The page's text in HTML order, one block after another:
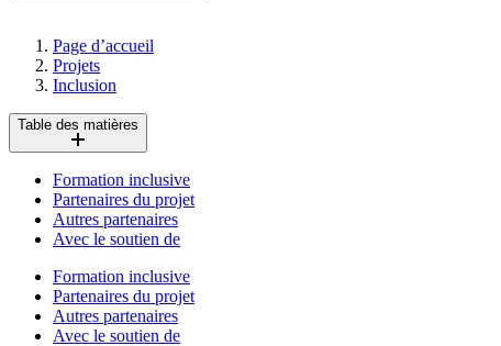
Page d’accueil
Projets
Inclusion
Table des matières
Formation inclusive
Partenaires du projet
Autres partenaires
Avec le soutien de
Formation inclusive
Partenaires du projet
Autres partenaires
Avec le soutien de